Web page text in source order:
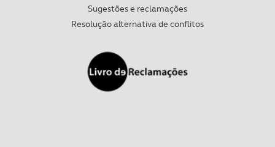
Sugestões e reclamações
Resolução alternativa de conflitos